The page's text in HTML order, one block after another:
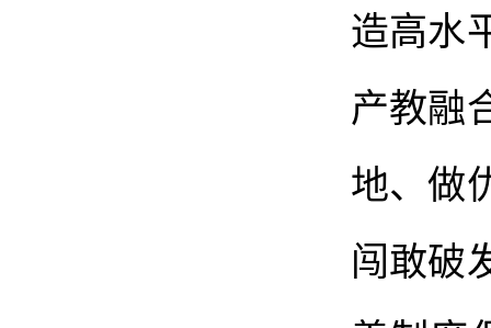
造高水
产教融
地、做
闯敢破